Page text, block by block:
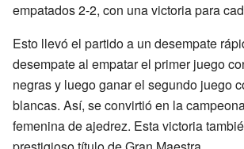
empatados 2-2, con una victoria para
Esto llevó el partido a un desempate
desempate al empatar el primer juego
negras y luego ganar el segundo juego
blancas. Así, se convirtió en la
femenina de ajedrez. Esta victoria